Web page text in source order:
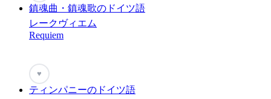
鎮魂曲・鎮魂歌のドイツ語
レークヴィエム
Requiem
♥
ティンパニーのドイツ語